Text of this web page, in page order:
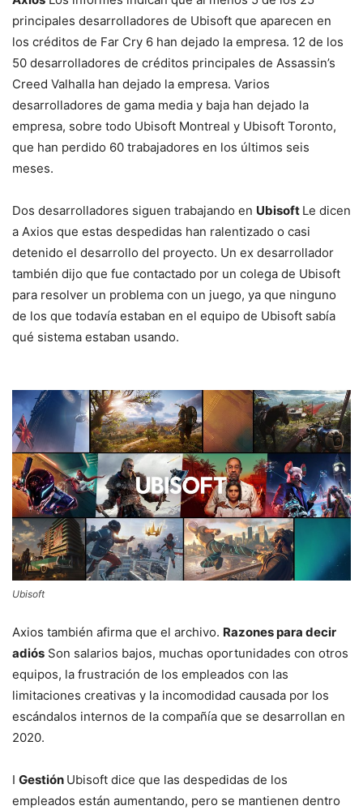
principales desarrolladores de Ubisoft que aparecen en
los créditos de Far Cry 6 han dejado la empresa. 12 de los
50 desarrolladores de créditos principales de Assassin’s
Creed Valhalla han dejado la empresa. Varios
desarrolladores de gama media y baja han dejado la
empresa, sobre todo Ubisoft Montreal y Ubisoft Toronto,
que han perdido 60 trabajadores en los últimos seis
meses.
Dos desarrolladores siguen trabajando en Ubisoft Le dicen
a Axios que estas despedidas han ralentizado o casi
detenido el desarrollo del proyecto. Un ex desarrollador
también dijo que fue contactado por un colega de Ubisoft
para resolver un problema con un juego, ya que ninguno
de los que todavía estaban en el equipo de Ubisoft sabía
qué sistema estaban usando.
Ubisoft
Axios también afirma que el archivo. Razones para decir
adiós Son salarios bajos, muchas oportunidades con otros
equipos, la frustración de los empleados con las
limitaciones creativas y la incomodidad causada por los
escándalos internos de la compañía que se desarrollan en
2020.
I Gestión Ubisoft dice que las despedidas de los
empleados están aumentando, pero se mantienen dentro